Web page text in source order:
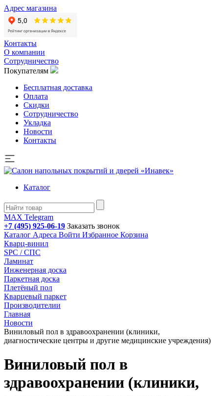
Адрес магазина
Контакты
О компании
Сотрудничество
Покупателям
Бесплатная доставка
Оплата
Скидки
Сотрудничество
Укладка
Новости
Контакты
Каталог
MAX Telegram
+7 (495) 925-06-19 Заказать звонок
Каталог Адреса Войти Избранное Корзина
Кварц-винил
SPC / СПС
Ламинат
Инженерная доска
Паркетная доска
Плетёный пол
Кварцевый паркет
Производителии
Главная
Новости
Виниловый пол в здравоохранении (клиники,
диагностические центры и другие медицинские учреждения)
Виниловый пол в
здравоохранении (клиники,